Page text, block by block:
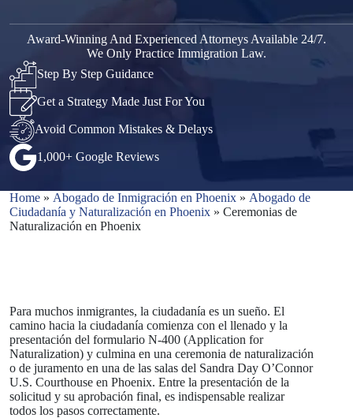
Award-Winning And Experienced Attorneys Available 24/7.
We Only Practice Immigration Law.
Step By Step Guidance
Get a Strategy Made Just For You
Avoid Common Mistakes & Delays
1,000+ Google Reviews
Home » Abogado de Inmigración en Phoenix » Abogado de
Ciudadanía y Naturalización en Phoenix » Ceremonias de
Naturalización en Phoenix
Para muchos inmigrantes, la ciudadanía es un sueño. El
camino hacia la ciudadanía comienza con el llenado y la
presentación del formulario N-400 (Application for
Naturalization) y culmina en una ceremonia de naturalización
o de juramento en una de las salas del Sandra Day O’Connor
U.S. Courthouse en Phoenix. Entre la presentación de la
solicitud y su aprobación final, es indispensable realizar
todos los pasos correctamente.